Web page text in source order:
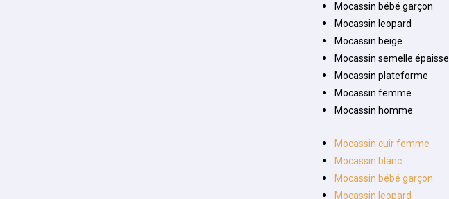
Mocassin bébé garçon
Mocassin leopard
Mocassin beige
Mocassin semelle épaisse
Mocassin plateforme
Mocassin femme
Mocassin homme
Mocassin cuir femme
Mocassin blanc
Mocassin bébé garçon
Mocassin leopard